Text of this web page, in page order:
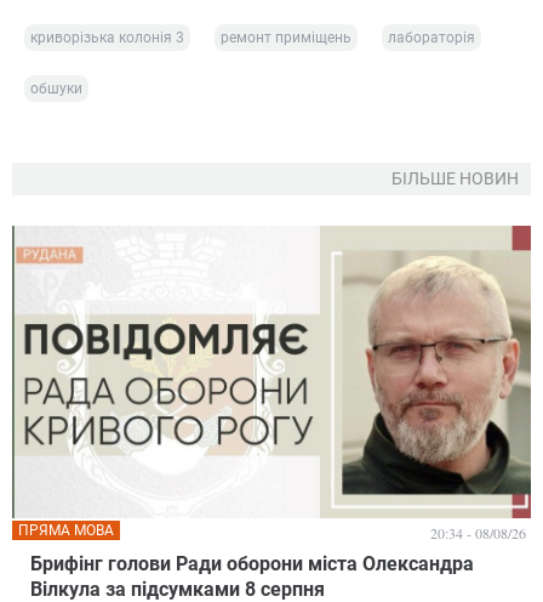
криворізька колонія 3 ремонт приміщень лабораторія
обшуки
БІЛЬШЕ НОВИН
Брифінг голови Ради оборони міста Олександра
Вілкула за підсумками 8 серпня
ПРЯМА МОВА 20:34 - 08/08/26